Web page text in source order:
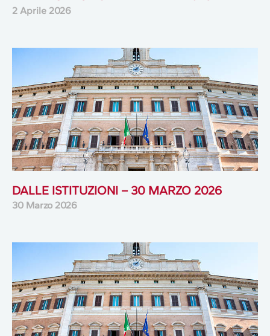
2 Aprile 2026
DALLE ISTITUZIONI – 30 MARZO 2026
30 Marzo 2026